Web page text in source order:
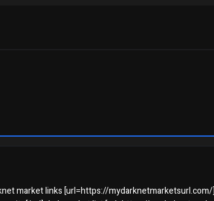
]darknet links[/url] darknet market links [url=https://